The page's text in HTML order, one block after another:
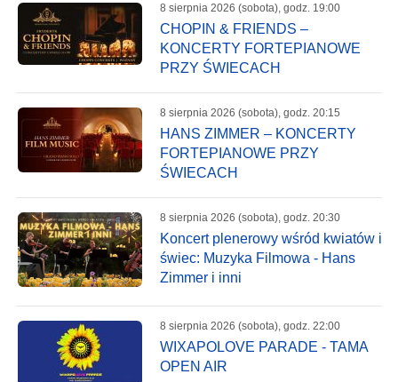
8 sierpnia 2026 (sobota), godz. 19:00
CHOPIN & FRIENDS –
KONCERTY FORTEPIANOWE
PRZY ŚWIECACH
8 sierpnia 2026 (sobota), godz. 20:15
HANS ZIMMER – KONCERTY
FORTEPIANOWE PRZY
ŚWIECACH
8 sierpnia 2026 (sobota), godz. 20:30
Koncert plenerowy wśród kwiatów i
świec: Muzyka Filmowa - Hans
Zimmer i inni
8 sierpnia 2026 (sobota), godz. 22:00
WIXAPOLOVE PARADE - TAMA
OPEN AIR